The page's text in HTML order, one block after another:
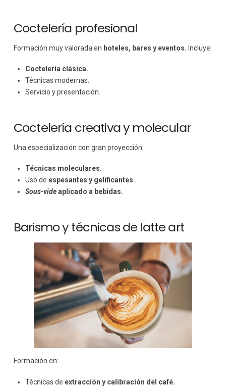
Coctelería profesional
Formación muy valorada en hoteles, bares y eventos. Incluye:
Coctelería clásica.
Técnicas modernas.
Servicio y presentación.
Coctelería creativa y molecular
Una especialización con gran proyección:
Técnicas moleculares.
Uso de espesantes y gelificantes.
Sous-videaplicado a bebidas.
Barismo y técnicas de latte art
Formación en:
Técnicas de extracción y calibración del café.